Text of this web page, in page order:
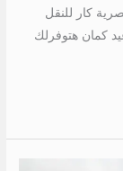
كار للنقل
كمان هتوفرلك